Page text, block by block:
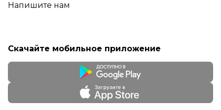
Напишите нам
Скачайте мобильное приложение